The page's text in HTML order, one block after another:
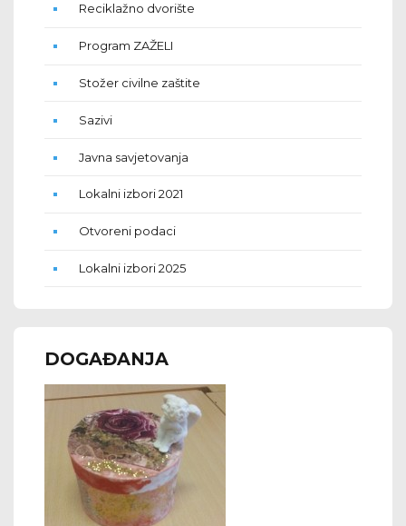
Reciklažno dvorište
Program ZAŽELI
Stožer civilne zaštite
Sazivi
Javna savjetovanja
Lokalni izbori 2021
Otvoreni podaci
Lokalni izbori 2025
DOGAĐANJA